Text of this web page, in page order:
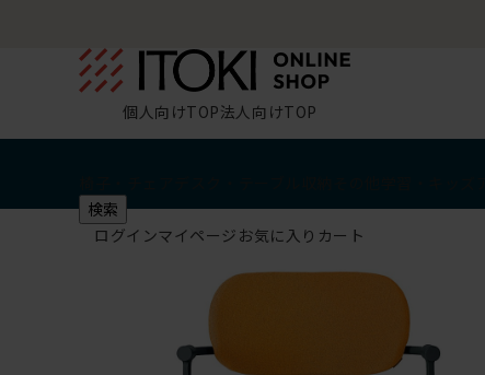
個人向けTOP法人向けTOP
検索
ログインマイページ お気に入り カート